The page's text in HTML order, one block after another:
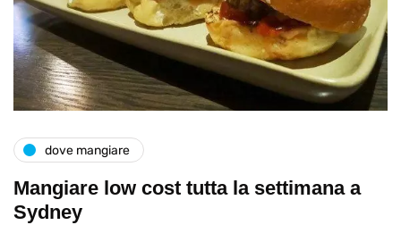
dove mangiare
Mangiare low cost tutta la settimana a
Sydney